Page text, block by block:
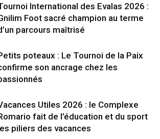
International des Evalas 2026 :
Foot sacré champion au terme
parcours maîtrisé
poteaux : Le Tournoi de la Paix
son ancrage chez les
Utiles 2026 : le Complexe
fait de l’éducation et du sport
piliers des vacances